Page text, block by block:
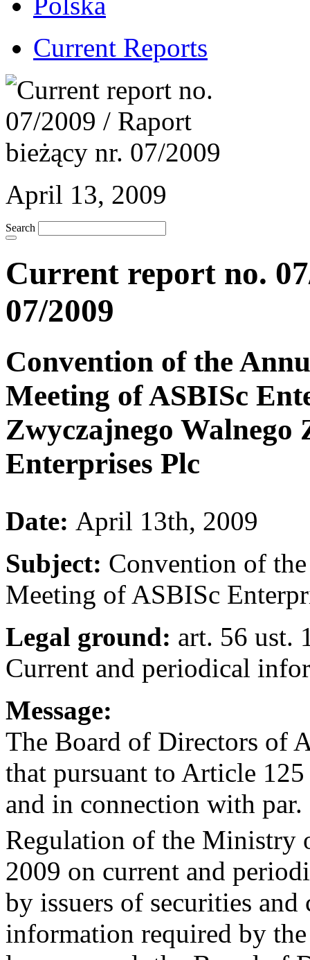
Current Reports
April 13, 2009
Search
Current report no.
07/2009
Convention of the
Meeting of ASBISc
Zwyczajnego Walnego
Enterprises Plc
Date: April 13th, 2009
Subject: Convention of
Meeting of ASBISc
Legal ground: art. 56 ust.
Current and periodical
Message:
The Board of Directors of
that pursuant to Article
and in connection with par.
Regulation of the Ministry
2009 on current and
by issuers of securities
information required by